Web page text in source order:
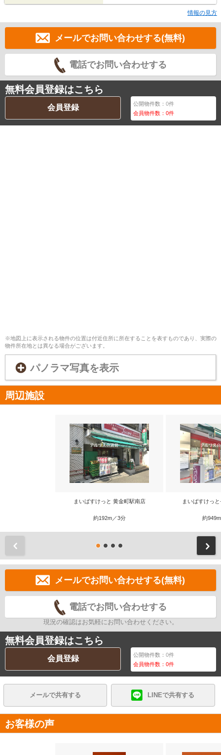
情報の見方
メールでお問い合わせする(無料)
電話でお問い合わせする
無料会員登録はこちら
会員登録 公開物件数：0件
会員物件数：0件
※地図上に表示される物件の位置は付近住所に所在することを表すものであり、実際の
物件所在地とは異なる場合がございます。
パノラマ写真を表示
周辺施設
まいばすけっと 黄金町駅南店
約192m／3分
まいばすけっ
約
メールでお問い合わせする(無料)
電話でお問い合わせする
現況の確認はお気軽にお問い合わせください。
無料会員登録はこちら
会員登録 公開物件数：0件
会員物件数：0件
メールで共有する LINEで共有する
お客様の声